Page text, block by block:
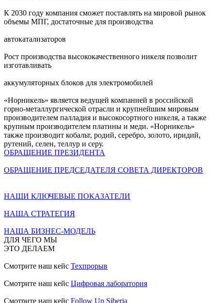
К 2030 году компания сможет поставлять на мировой рынок
объемы МПГ, достаточные для производства
автокатализаторов
Рост производства высококачественного никеля позволит
изготавливать
аккумуляторных блоков для электромобилей
«Норникель» является ведущей компанией в российской
горно-металлургической отрасли и крупнейшим мировым
производителем палладия и высокосортного никеля, а также
крупным производителем платины и меди. «Норникель»
также производит кобальт, родий, серебро, золото, иридий,
рутений, селен, теллур и серу.
ОБРАЩЕНИЕ ПРЕЗИДЕНТА
ОБРАЩЕНИЕ ПРЕДСЕДАТЕЛЯ СОВЕТА ДИРЕКТОРОВ
НАШИ КЛЮЧЕВЫЕ ПОКАЗАТЕЛИ
НАША СТРАТЕГИЯ
НАША БИЗНЕС-МОДЕЛЬ
ДЛЯ ЧЕГО МЫ
ЭТО ДЕЛАЕМ
Смотрите наш кейс Техпрорыв
Смотрите наш кейс Цифровая лаборатория
Смотрите наш кейс Follow Up Siberia